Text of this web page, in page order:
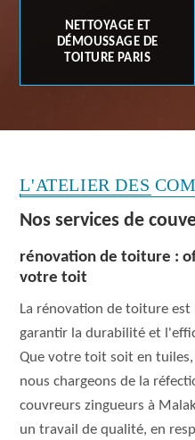
NETTOYAGE ET
DÉMOUSSAGE DE
TOITURE PARIS
L'ATELIER DES
Nos services de
rénovation de toiture :
votre toit
La rénovation de toiture
garantir la durabilité et
Que votre toit soit en tuiles,
nous chargeons de la
couvreurs zingueurs à
un travail de qualité, en